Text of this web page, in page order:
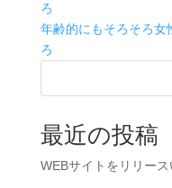
ろ
年齢的にもそろそろ女
ろ
最近の投稿
WEBサイトをリリース